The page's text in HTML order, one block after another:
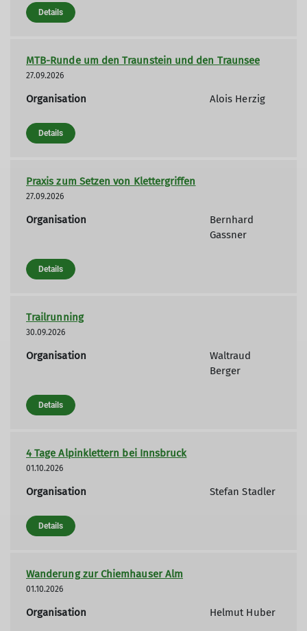
Details
MTB-Runde um den Traunstein und den Traunsee
27.09.2026
Organisation Alois Herzig
Details
Praxis zum Setzen von Klettergriffen
27.09.2026
Organisation
Bernhard
Gassner
Details
Trailrunning
30.09.2026
Organisation
Waltraud
Berger
Details
4 Tage Alpinklettern bei Innsbruck
01.10.2026
Organisation Stefan Stadler
Details
Wanderung zur Chiemhauser Alm
01.10.2026
Organisation Helmut Huber